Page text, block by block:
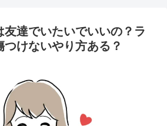
友達でいたいでいいの？ラ
つけないやり方ある？